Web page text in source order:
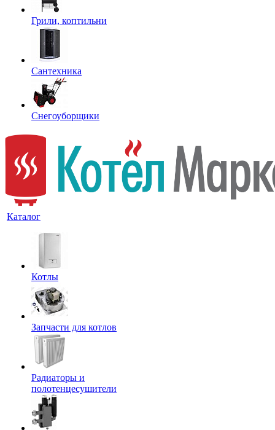
Грили, коптильни
Сантехника
Снегоуборщики
Каталог
Котлы
Запчасти для котлов
Радиаторы и
полотенцесушители